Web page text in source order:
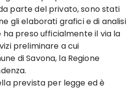
parte del privato, sono stati
gli elaborati grafici e di analisi
preso ufficialmente il via la
preliminare a cui
di Savona, la Regione
prevista per legge ed è